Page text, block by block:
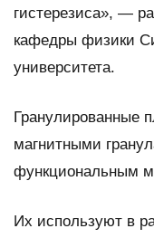
гистерезиса», —
кафедры физики
университета.
Гранулированные
магнитными
функциональным
Их используют в